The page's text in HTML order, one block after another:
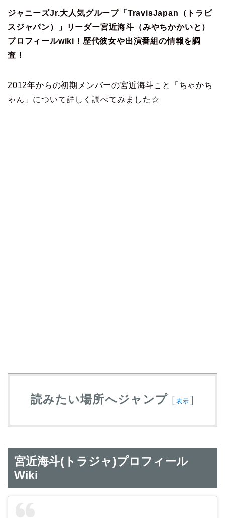
ジャニーズJr.大人気グループ「TravisJapan（トラビ
スジャパン）」リーダー宮近海斗（みやちかかいと）
プロフィールwiki！歴代彼女や出演番組の情報を調
査！
2012年からの初期メンバーの宮近海斗こと「ちゃかち
ゃん」について詳しく調べてみました☆
読みたい場所へジャンプ [表示]
宮近海斗(トラジャ)プロフィール
Wiki